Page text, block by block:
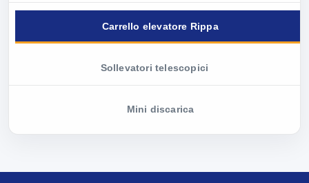
Carrello elevatore Rippa
Sollevatori telescopici
Mini discarica